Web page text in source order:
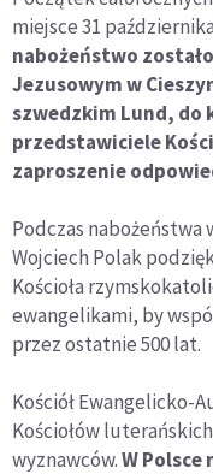
miejsce 31
nabożeństwo
Jezusowym w
szwedzkim Lund, do
przedstawiciele
zaproszenie
Podczas nabożeństwa
Wojciech Polak
Kościoła
ewangelikami, by
przez ostatnie 500 lat.
Kościół Ewangelicko-
Kościołów
wyznawców.W